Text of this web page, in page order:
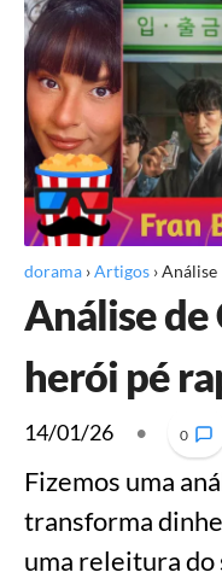
dorama ›Artigos ›Análise
Análise de
herói pé
14/01/26 • 0
Fizemos uma
transforma
uma releitura